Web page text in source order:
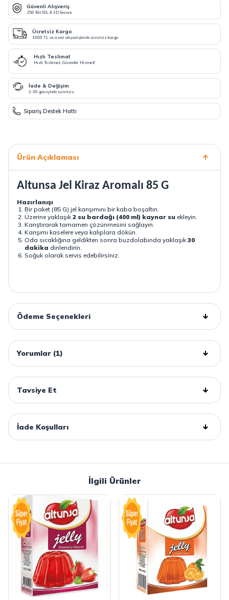
Güvenli Alışveriş
256 Bit SSL & 3D Secure
Ücretsiz Kargo
1000 TL ve üzeri alışverişlerde ücretsiz kargo
Hızlı Teslimat
Hızlı Teslimat, Güvenilir Hizmet!
İade & Değişim
1-30 gün içinde ücretsiz
Sipariş Destek Hattı
Ürün Açıklaması
Altunsa Jel Kiraz Aromalı 85 G
Hazırlanışı
Bir paket (85 G) jel karışımını bir kaba boşaltın.
Üzerine yaklaşık 2 su bardağı (400 ml) kaynar su ekleyin.
Karıştırarak tamamen çözünmesini sağlayın.
Karışımı kaselere veya kalıplara dökün.
Oda sıcaklığına geldikten sonra buzdolabında yaklaşık 30
dakika dinlendirin.
Soğuk olarak servis edebilirsiniz.
Ödeme Seçenekleri
Yorumlar (1)
Tavsiye Et
İade Koşulları
İlgili Ürünler